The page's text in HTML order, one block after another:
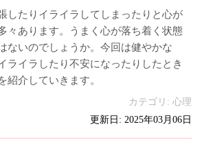
したりイライラしてしまったりと心が
々あります。うまく心が落ち着く状態
ないのでしょうか。今回は健やかな
ライラしたり不安になったりしたとき
紹介していきます。
カテゴリ: 心理
更新日: 2025年03月06日